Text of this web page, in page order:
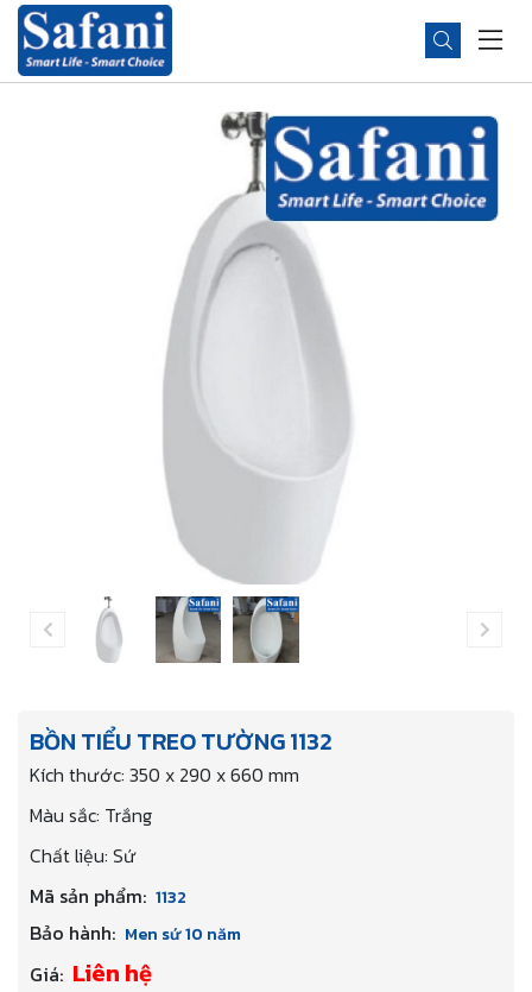
BỒN TIỂU TREO TƯỜNG 1132
Kích thước: 350 x 290 x 660 mm
Màu sắc: Trắng
Chất liệu: Sứ
Mã sản phẩm: 1132
Bảo hành: Men sứ 10 năm
Giá: Liên hệ